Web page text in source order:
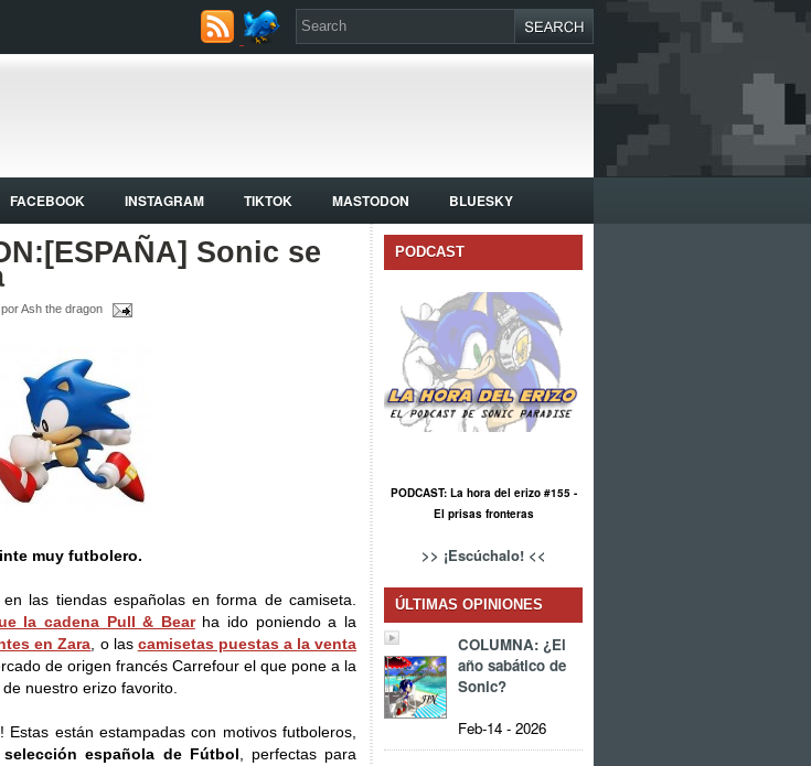
FACEBOOK INSTAGRAM TIKTOK MASTODON BLUESKY
Sonic se
Ash the dragon
muy futbolero.
las tiendas españolas en forma de camiseta.
la cadena Pull & Bearha ido poniendo a la
en Zara , o las camisetas puestas a la venta
de origen francés Carrefour el que pone a la
nuestro erizo favorito.
Estas están estampadas con motivos futboleros,
selección española de Fútbol , perfectas para
PODCAST
PODCAST: La hora del erizo #155 -
El prisas fronteras
>> ¡Escúchalo! <<
ÚLTIMAS OPINIONES
COLUMNA: ¿El
año sabático de
Sonic?
Feb-14 - 2026